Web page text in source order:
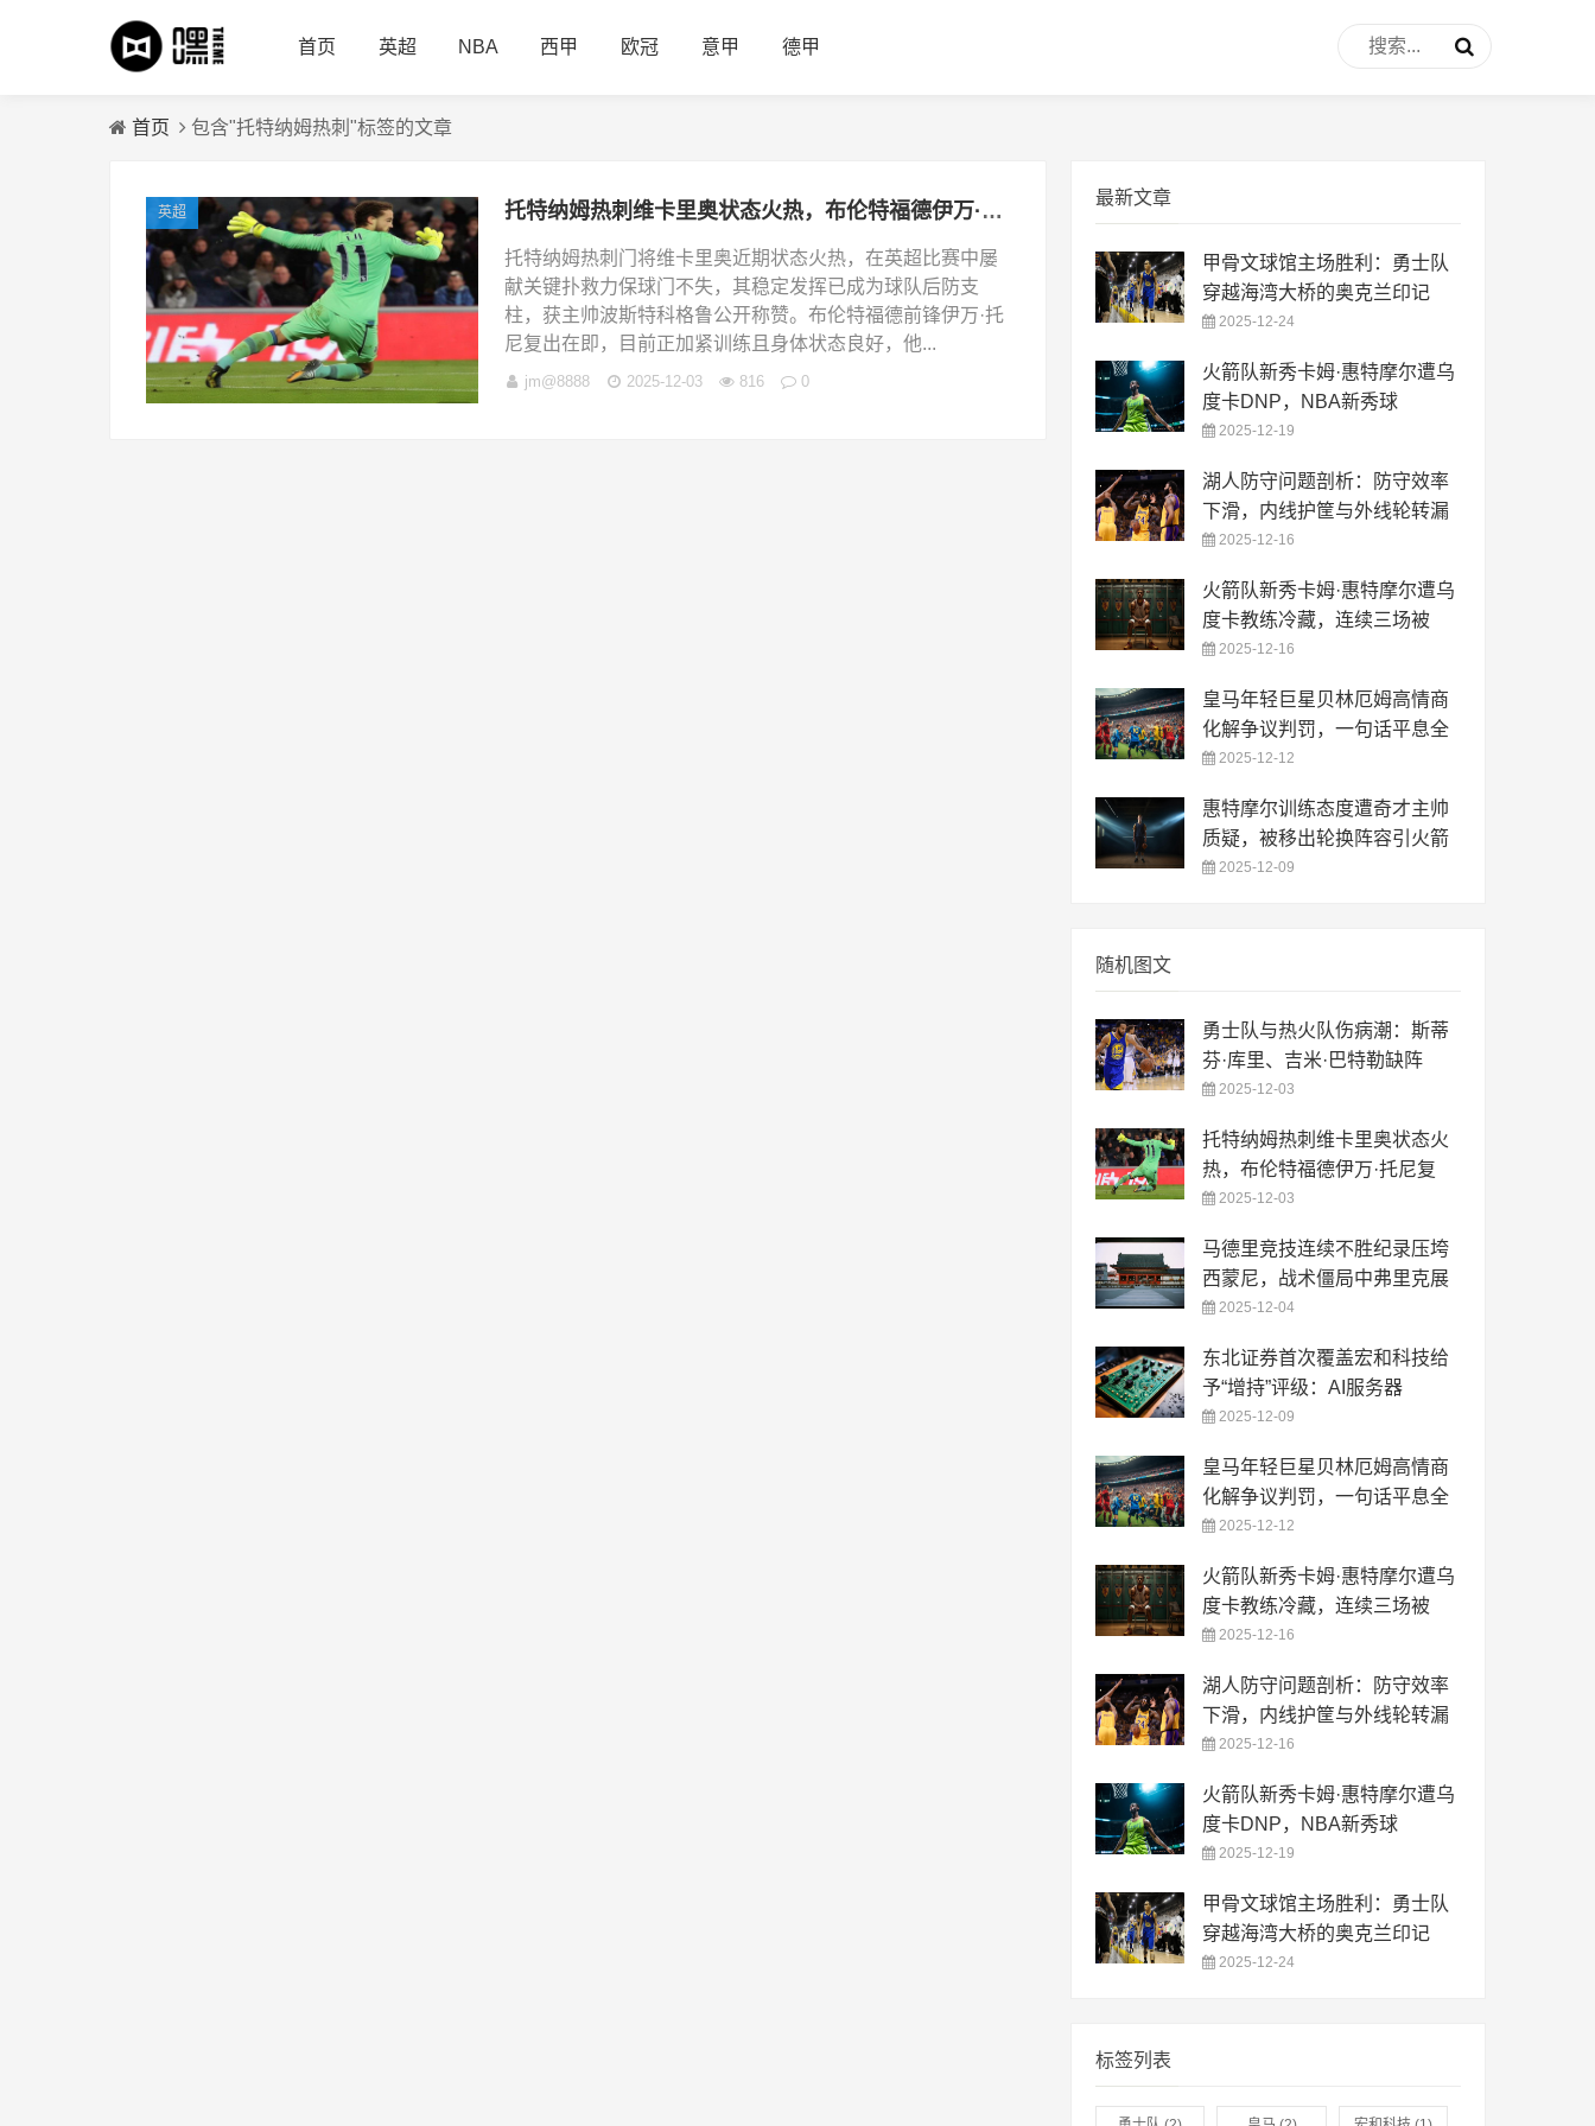
首页 英超 NBA 西甲 欧冠 意甲 德甲
首页 包含"托特纳姆热刺"标签的文章
英超 托特纳姆热刺维卡里奥状态火热，布伦特福德伊万·托尼复出在即，切尔西莫伊塞斯·凯塞多稳步成长
托特纳姆热刺门将维卡里奥近期状态火热，在英超比赛中屡
献关键扑救力保球门不失，其稳定发挥已成为球队后防支
柱，获主帅波斯特科格鲁公开称赞。布伦特福德前锋伊万·托
尼复出在即，目前正加紧训练且身体状态良好，他...
jm@8888 2025-12-03 816 0
最新文章
甲骨文球馆主场胜利：勇士队
穿越海湾大桥的奥克兰印记
2025-12-24
火箭队新秀卡姆·惠特摩尔遭乌
度卡DNP，NBA新秀球
2025-12-19
湖人防守问题剖析：防守效率
下滑，内线护筐与外线轮转漏
2025-12-16
火箭队新秀卡姆·惠特摩尔遭乌
度卡教练冷藏，连续三场被
2025-12-16
皇马年轻巨星贝林厄姆高情商
化解争议判罚，一句话平息全
2025-12-12
惠特摩尔训练态度遭奇才主帅
质疑，被移出轮换阵容引火箭
2025-12-09
随机图文
勇士队与热火队伤病潮：斯蒂
芬·库里、吉米·巴特勒缺阵
2025-12-03
托特纳姆热刺维卡里奥状态火
热，布伦特福德伊万·托尼复
2025-12-03
马德里竞技连续不胜纪录压垮
西蒙尼，战术僵局中弗里克展
2025-12-04
东北证券首次覆盖宏和科技给
予“增持”评级：AI服务器
2025-12-09
皇马年轻巨星贝林厄姆高情商
化解争议判罚，一句话平息全
2025-12-12
火箭队新秀卡姆·惠特摩尔遭乌
度卡教练冷藏，连续三场被
2025-12-16
湖人防守问题剖析：防守效率
下滑，内线护筐与外线轮转漏
2025-12-16
火箭队新秀卡姆·惠特摩尔遭乌
度卡DNP，NBA新秀球
2025-12-19
甲骨文球馆主场胜利：勇士队
穿越海湾大桥的奥克兰印记
2025-12-24
标签列表